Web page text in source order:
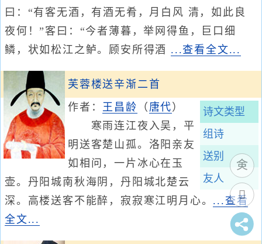
曰：“有客无酒，有酒无肴，月白风 清，如此良
夜何！”客曰：“今者薄暮，举网得鱼，巨口细
鳞，状如松江之鲈。顾安所得酒 ...查看全文...
芙蓉楼送辛渐二首
诗文类型
组诗
送别
友人
作者： 王昌龄 （ 唐代 ）
寒雨连江夜入吴，平
明送客楚山孤。洛阳亲友
如相问，一片冰心在玉
壶。丹阳城南秋海阴，丹阳城北楚云
深。高楼送客不能醉，寂寂寒江明月心。 ...查看
全文...